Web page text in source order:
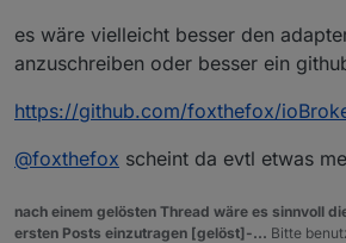
Änderung der Temperatur über
nicht zur FB und damit zum DECT
und alles ok.
Ich würde gerne die neue
diesem BUG ist das unmöglich.
Ro75.
es wäre vielleicht besser den
anzuschreiben oder besser ein
https://github.com/foxthefox/
@foxthefox scheint da evtl etwas
nach einem gelösten Thread wäre es sinnvoll
ersten Posts einzutragen [gelöst]-... Bitte